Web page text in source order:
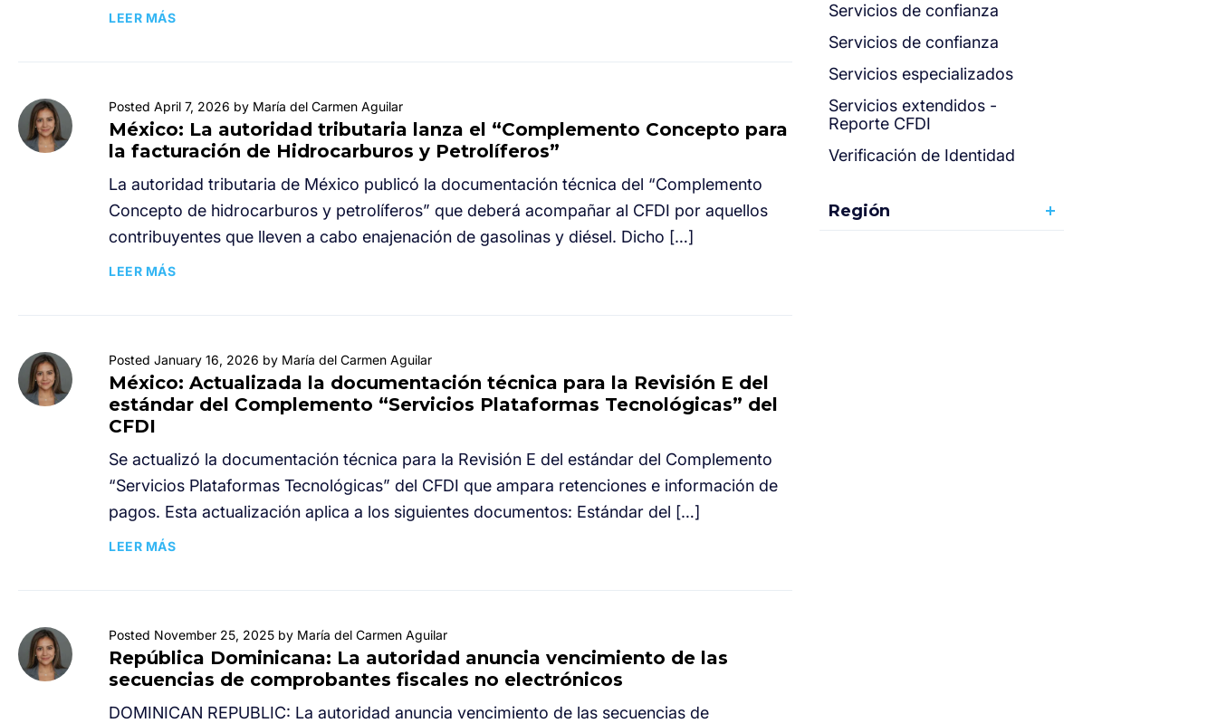
Servicios de confianza
Servicios de confianza
Servicios especializados
Servicios extendidos -
Reporte CFDI
Verificación de Identidad
Región
LEER MÁS
Posted April 7, 2026 by María del Carmen Aguilar
México: La autoridad tributaria lanza el “Complemento Concepto para
la facturación de Hidrocarburos y Petrolíferos”
La autoridad tributaria de México publicó la documentación técnica del “Complemento
Concepto de hidrocarburos y petrolíferos” que deberá acompañar al CFDI por aquellos
contribuyentes que lleven a cabo enajenación de gasolinas y diésel. Dicho […]
LEER MÁS
Posted January 16, 2026 by María del Carmen Aguilar
México: Actualizada la documentación técnica para la Revisión E del
estándar del Complemento “Servicios Plataformas Tecnológicas” del
CFDI
Se actualizó la documentación técnica para la Revisión E del estándar del Complemento
“Servicios Plataformas Tecnológicas” del CFDI que ampara retenciones e información de
pagos. Esta actualización aplica a los siguientes documentos: Estándar del […]
LEER MÁS
Posted November 25, 2025 by María del Carmen Aguilar
República Dominicana: La autoridad anuncia vencimiento de las
secuencias de comprobantes fiscales no electrónicos
DOMINICAN REPUBLIC: La autoridad anuncia vencimiento de las secuencias de